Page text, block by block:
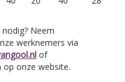
Neem
werknemers via
of
onze website.